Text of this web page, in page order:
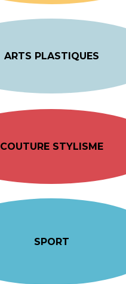
ARTS PLASTIQUES
COUTURE STYLISME
SPORT